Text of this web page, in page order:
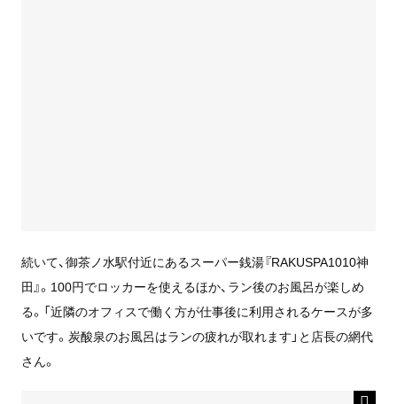
続いて、御茶ノ水駅付近にあるスーパー銭湯『RAKUSPA1010神
田』。100円でロッカーを使えるほか、ラン後のお風呂が楽しめ
る。「近隣のオフィスで働く方が仕事後に利用されるケースが多
いです。炭酸泉のお風呂はランの疲れが取れます」と店長の網代
さん。